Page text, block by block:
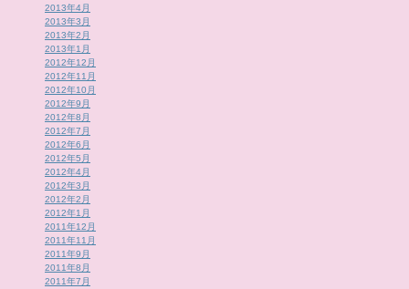
2013年4月
2013年3月
2013年2月
2013年1月
2012年12月
2012年11月
2012年10月
2012年9月
2012年8月
2012年7月
2012年6月
2012年5月
2012年4月
2012年3月
2012年2月
2012年1月
2011年12月
2011年11月
2011年9月
2011年8月
2011年7月